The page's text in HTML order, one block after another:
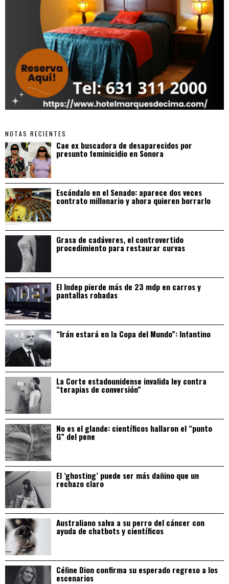
NOTAS RECIENTES
Cae ex buscadora de desaparecidos por
presunto feminicidio en Sonora
Escándalo en el Senado: aparece dos veces
contrato millonario y ahora quieren borrarlo
Grasa de cadáveres, el controvertido
procedimiento para restaurar curvas
El Indep pierde más de 23 mdp en carros y
pantallas robadas
“Irán estará en la Copa del Mundo”: Infantino
La Corte estadounidense invalida ley contra
“terapias de conversión”
No es el glande: científicos hallaron el “punto
G” del pene
El ‘ghosting’ puede ser más dañino que un
rechazo claro
Australiano salva a su perro del cáncer con
ayuda de chatbots y científicos
Céline Dion confirma su esperado regreso a los
escenarios